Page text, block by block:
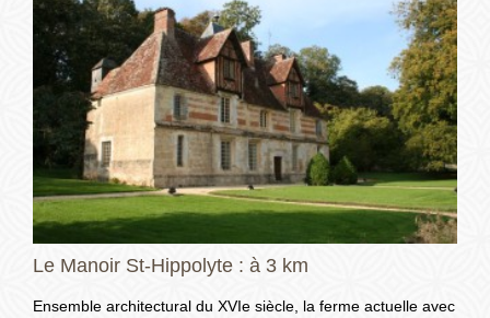
Le Manoir St-Hippolyte : à 3 km
Ensemble architectural du XVIe siècle, la ferme actuelle avec